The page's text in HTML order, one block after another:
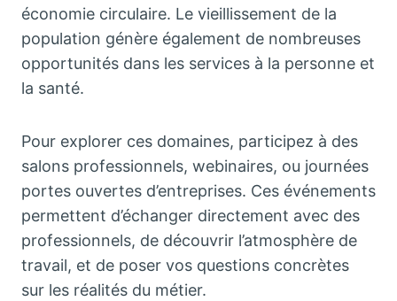
économie circulaire. Le vieillissement de la
population génère également de nombreuses
opportunités dans les services à la personne et
la santé.
Pour explorer ces domaines, participez à des
salons professionnels, webinaires, ou journées
portes ouvertes d’entreprises. Ces événements
permettent d’échanger directement avec des
professionnels, de découvrir l’atmosphère de
travail, et de poser vos questions concrètes
sur les réalités du métier.